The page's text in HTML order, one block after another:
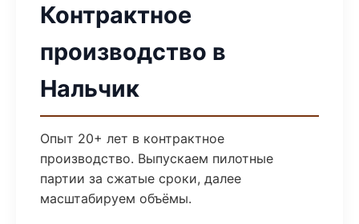
Контрактное
производство в
Нальчик
Опыт 20+ лет в контрактное
производство. Выпускаем пилотные
партии за сжатые сроки, далее
масштабируем объёмы.